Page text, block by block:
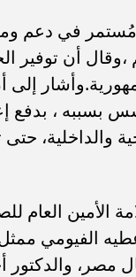
مُستمر في دعم
أن توفير
إلى
بسببه ، بدفع
حتى
الأمين العام
الفيومي ممثل
مصر،